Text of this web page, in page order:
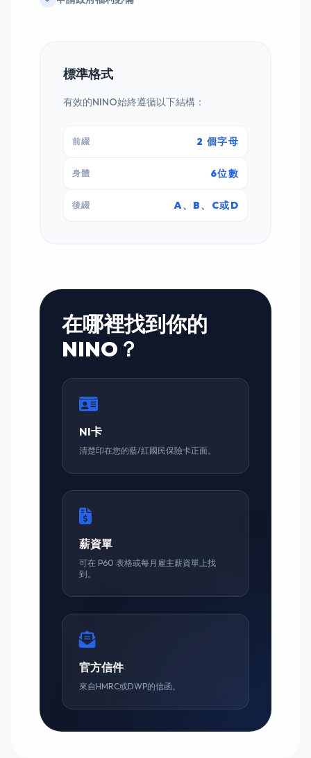
標準格式
有效的NINO始終遵循以下結構：
前綴 2 個字母
身體 6位數
後綴 A、B、C或D
在哪裡找到你的
NINO？
NI卡
清楚印在您的藍/紅國民保險卡正面。
薪資單
可在 P60 表格或每月雇主薪資單上找
到。
官方信件
來自HMRC或DWP的信函。